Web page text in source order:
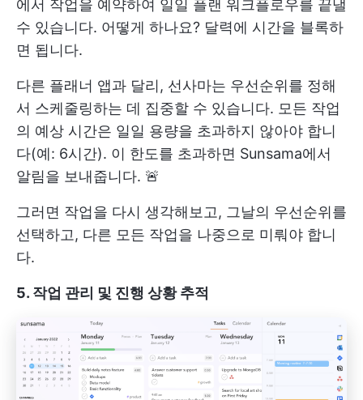
에서 작업을 예약하여 일일 플랜 워크플로우를 끝낼
수 있습니다. 어떻게 하나요? 달력에 시간을 블록하
면 됩니다.
다른 플래너 앱과 달리, 선사마는 우선순위를 정해
서 스케줄링하는 데 집중할 수 있습니다. 모든 작업
의 예상 시간은 일일 용량을 초과하지 않아야 합니
다(예: 6시간). 이 한도를 초과하면 Sunsama에서
알림을 보내줍니다. 🚨
그러면 작업을 다시 생각해보고, 그날의 우선순위를
선택하고, 다른 모든 작업을 나중으로 미뤄야 합니
다.
5. 작업 관리 및 진행 상황 추적